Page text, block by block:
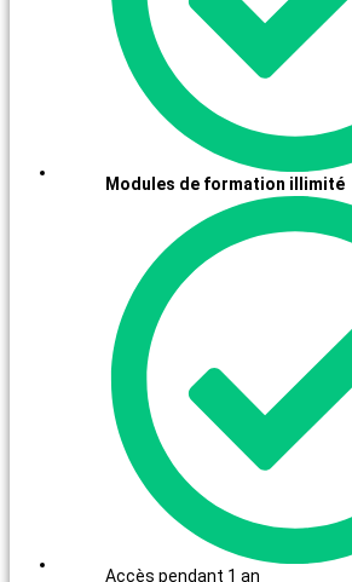
Modules de formation illimité
Accès pendant 1 an